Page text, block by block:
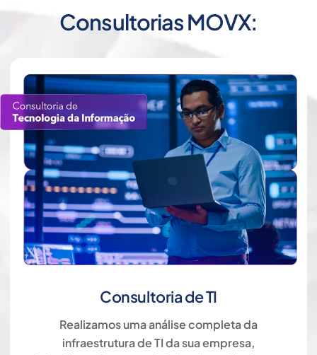
Consultorias MOVX:
Consultoria de TI
Realizamos uma análise completa da
infraestrutura de TI da sua empresa,